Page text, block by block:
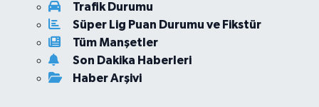
Trafik Durumu
Süper Lig Puan Durumu ve Fikstür
Tüm Manşetler
Son Dakika Haberleri
Haber Arşivi